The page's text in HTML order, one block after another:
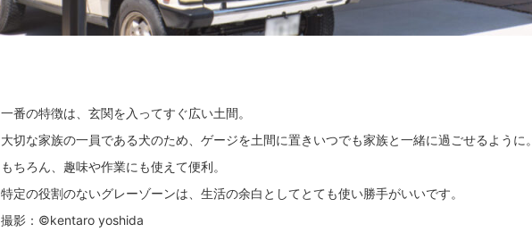
一番の特徴は、玄関を入ってすぐ広い土間。
大切な家族の一員である犬のため、ゲージを土間に置きいつでも家族と一緒に過ごせるように。
もちろん、趣味や作業にも使えて便利。
特定の役割のないグレーゾーンは、生活の余白としてとても使い勝手がいいです。
撮影：©kentaro yoshida